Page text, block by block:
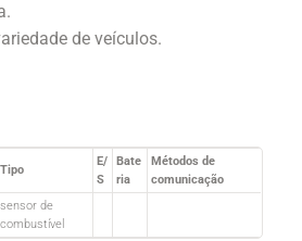
de veículos.
Tipo
E/
S
Bate
ria
Métodos de
comunicação
sensor de
combustível